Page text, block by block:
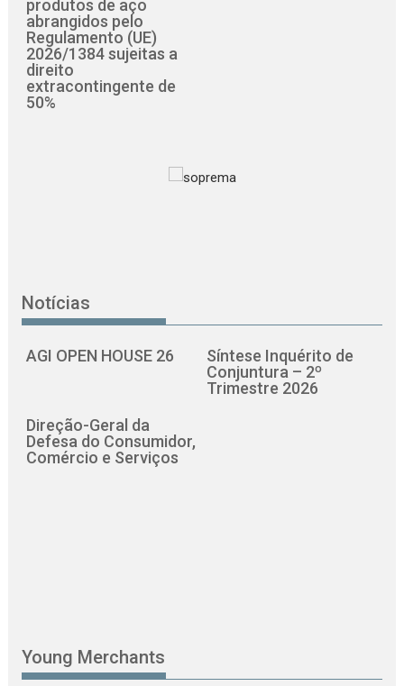
produtos de aço
abrangidos pelo
Regulamento (UE)
2026/1384 sujeitas a
direito
extracontingente de
50%
Notícias
AGI OPEN HOUSE 26
Síntese Inquérito de
Conjuntura – 2º
Trimestre 2026
Direção-Geral da
Defesa do Consumidor,
Comércio e Serviços
Young Merchants